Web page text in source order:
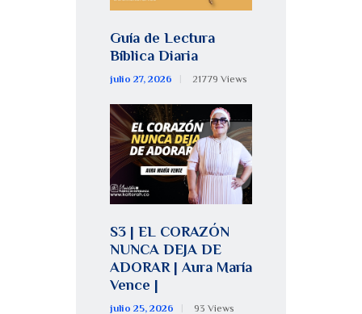
Guía de Lectura
Bíblica Diaria
julio 27, 2026 21779 Views
S3 | EL CORAZÓN
NUNCA DEJA DE
ADORAR | Aura María
Vence |
julio 25, 2026 93 Views